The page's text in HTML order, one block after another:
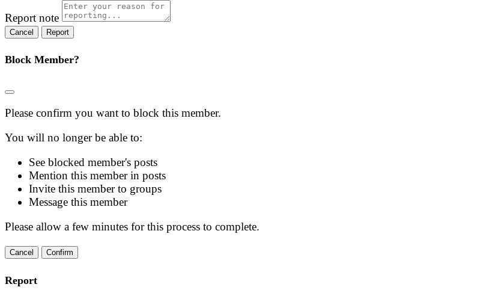
Report note
Report
Block Member?
Please confirm you want to block this member.
You will no longer be able to:
See blocked member's posts
Mention this member in posts
Invite this member to groups
Message this member
Please allow a few minutes for this process to complete.
Confirm
Report